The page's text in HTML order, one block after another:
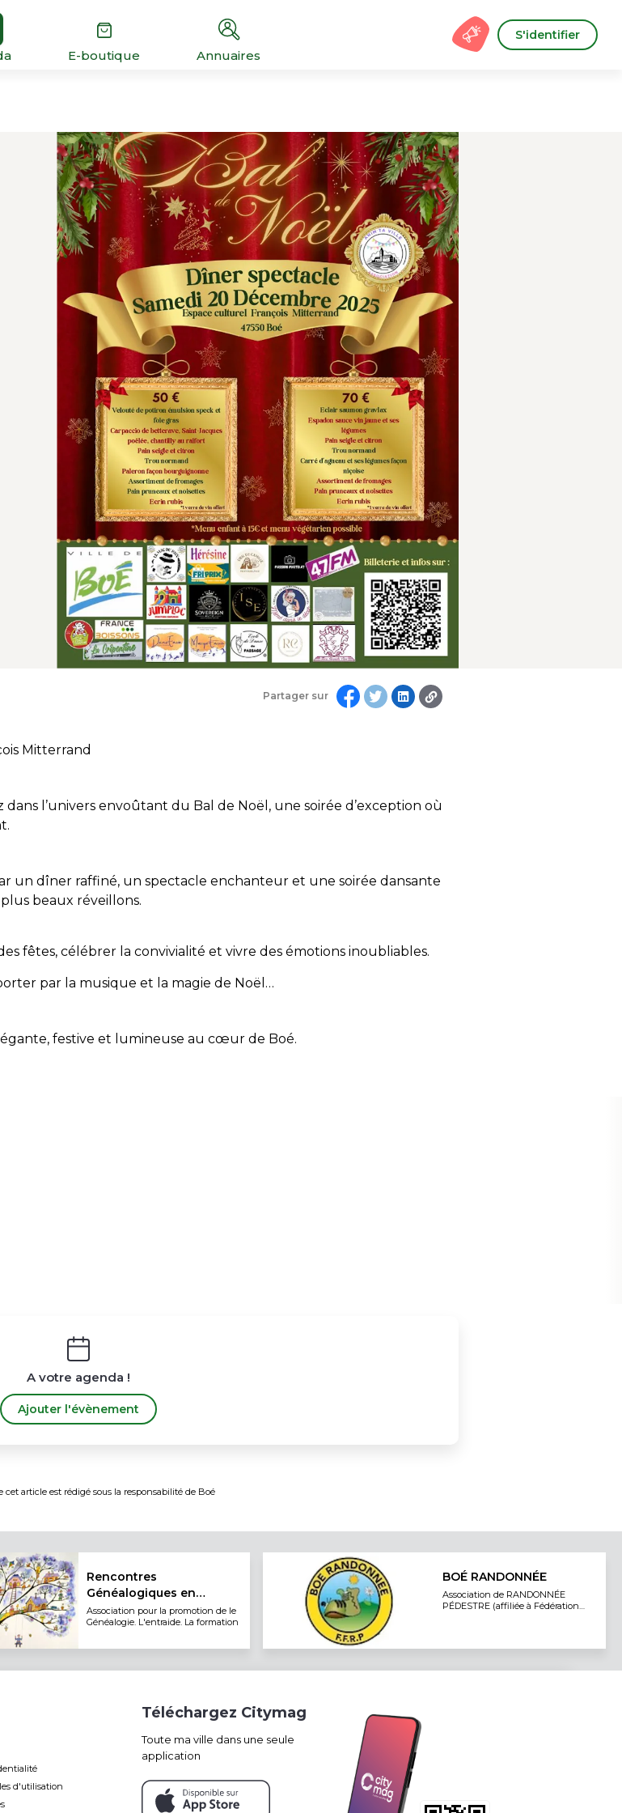
E-boutique Annuaires
S'identifier
Partager sur
Mitterrand
l’univers envoûtant du Bal de Noël, une soirée d’exception où
un dîner raffiné, un spectacle enchanteur et une soirée dansante
beaux réveillons.
fêtes, célébrer la convivialité et vivre des émotions inoubliables.
par la musique et la magie de Noël…
festive et lumineuse au cœur de Boé.
A votre agenda !
Ajouter l'évènement
cet article est rédigé sous la responsabilité de Boé
Rencontres
Généalogiques en
Agenais
Association pour la promotion de le
Généalogie. L'entraide. La formation
BOÉ RANDONNÉE
Association de RANDONNÉE
PÉDESTRE (affiliée à Fédération
d'utilisation
Téléchargez Citymag
Toute ma ville dans une seule
application